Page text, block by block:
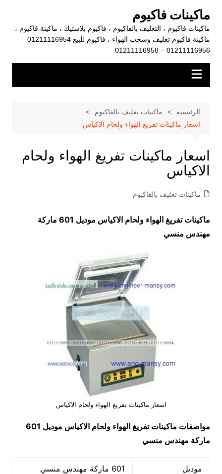
المحتوى
ماكينات فاكيوم
ماكينات فاكيوم ، التغليف بالفاكيوم ، فاكيوم بلاستيك ، ماكينة فاكيوم ،
ماكينة فاكيوم تغليف وسحب الهواء ، فاكيوم للبيع 01211116954 –
01211116956 – 01211116958
الرئيسية
ماكينات تغليف بالفاكيوم
اسعار ماكينات تفريغ الهواء ولحام الاكياس
اسعار ماكينات تفريغ الهواء ولحام
الاكياس
ماكينات تغليف بالفاكيوم
ماكينات تفريغ الهواء ولحام الاكياس موديل 601 ماركة
مهندس منسي
اسعار ماكينات تفريغ الهواء ولحام الاكياس
مواصفات ماكينات تفريغ الهواء ولحام الاكياس
موديل 601
ماركة مهندس منسي
موديل 601 ماركة مهندس منسي